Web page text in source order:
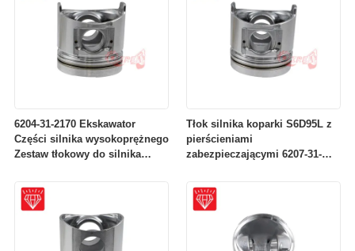
6204-31-2170 Ekskawator
Części silnika wysokoprężnego
Zestaw tłokowy do silnika
Tłok silnika koparki S6D95L z
pierścieniami
zabezpieczającymi 6207-31-